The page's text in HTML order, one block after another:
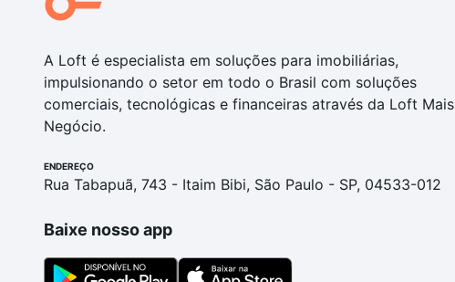
A Loft é especialista em soluções para imobiliárias,
impulsionando o setor em todo o Brasil com soluções
comerciais, tecnológicas e financeiras através da Loft Mais
Negócio.
ENDEREÇO
Rua Tabapuã, 743 - Itaim Bibi, São Paulo - SP, 04533-012
Baixe nosso app